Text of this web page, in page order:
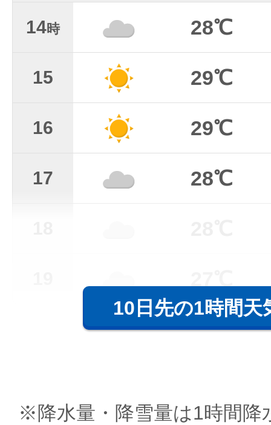
14時 28℃
15 29℃
16 29℃
17 28℃
10日先の1時間天
※降水量・降雪量は1時間降